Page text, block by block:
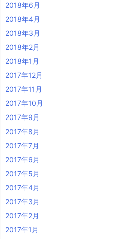
2018年6月
2018年4月
2018年3月
2018年2月
2018年1月
2017年12月
2017年11月
2017年10月
2017年9月
2017年8月
2017年7月
2017年6月
2017年5月
2017年4月
2017年3月
2017年2月
2017年1月